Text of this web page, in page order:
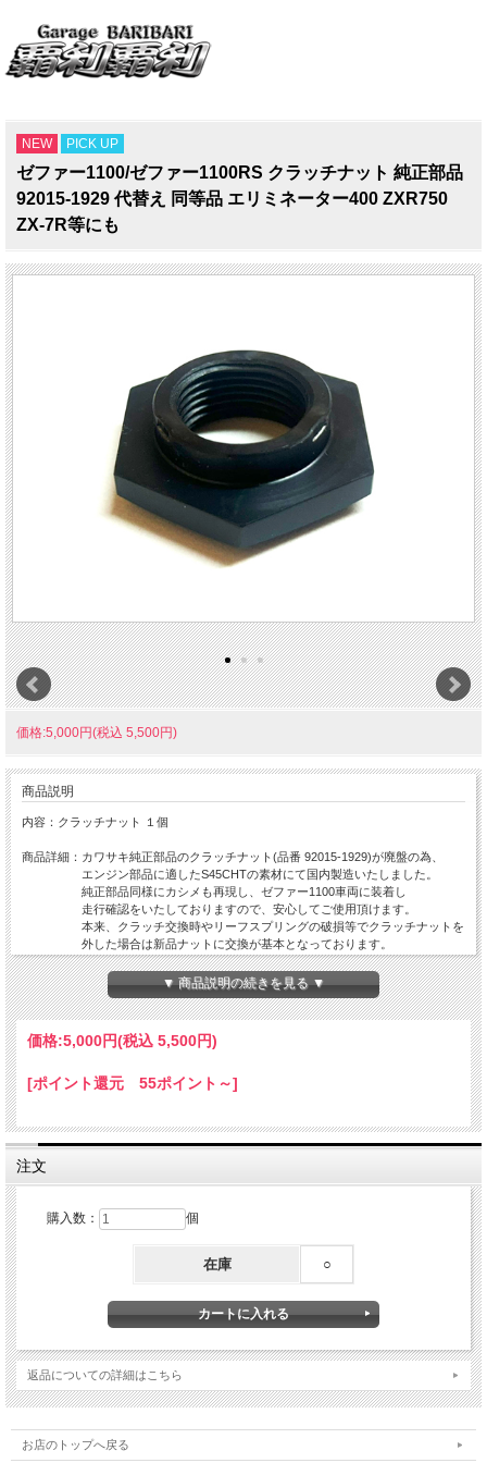
NEW PICK UP
ゼファー1100/ゼファー1100RS クラッチナット 純正部品
92015-1929 代替え 同等品 エリミネーター400 ZXR750
ZX-7R等にも
価格:5,000円(税込 5,500円)
商品説明
内容：クラッチナット １個
商品詳細：カワサキ純正部品のクラッチナット(品番 92015-1929)が廃盤の為、
エンジン部品に適したS45CHTの素材にて国内製造いたしました。
純正部品同様にカシメも再現し、ゼファー1100車両に装着し
走行確認をいたしておりますので、安心してご使用頂けます。
本来、クラッチ交換時やリーフスプリングの破損等でクラッチナットを
外した場合は新品ナットに交換が基本となっております。
メーカー廃盤にてお探しでしたら是非ご活用ください。
適合：ZEPHYR 1100 92-93 A1、A2 ※1
ZEPHYR 1100 94-06 A3-A10、A6F、A6FA、A6S、A6SA
ZEPHYR 1100 RS 96-02 B1-B5
ELIMINATOR 400 94-95 D1、D2
ELIMINATOR 400LX 88-90 C1-C3 ※1
ZXR750 89-92 H1-J2 ※1
ZXR750 93-94 L1-L3
ZXR750R 91- K1 ※1
ZXR750R 94 M2
尚、その際、リーフスプリングも同様に後期部品に変更されておりますので、別途
※2逆輸入車の為、詳細が分かりませんが、純正部品検索にでは複数の
注意事項：
・上記適合車両はカワサキ純正部品サイトにて検索をし明記を確認したものです。
・本商品を加工された場合に関しましては保証の対象外となります。予めご了承下
さい。
▼ 商品説明の続きを見る ▼
価格:5,000円(税込 5,500円)
[ポイント還元 55ポイント～]
注文
購入数： 個
在庫 ○
返品についての詳細はこちら
お店のトップへ戻る